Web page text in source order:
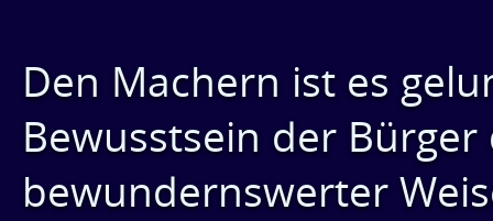
Den Machern ist es
Bewusstsein der
bewundernswerter